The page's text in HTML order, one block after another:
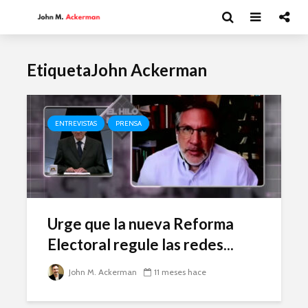
EtiquetaJohn Ackerman
ENTREVISTAS PRENSA
Urge que la nueva Reforma
Electoral regule las redes...
John M. Ackerman 11 meses hace
Andrea Peláez: El